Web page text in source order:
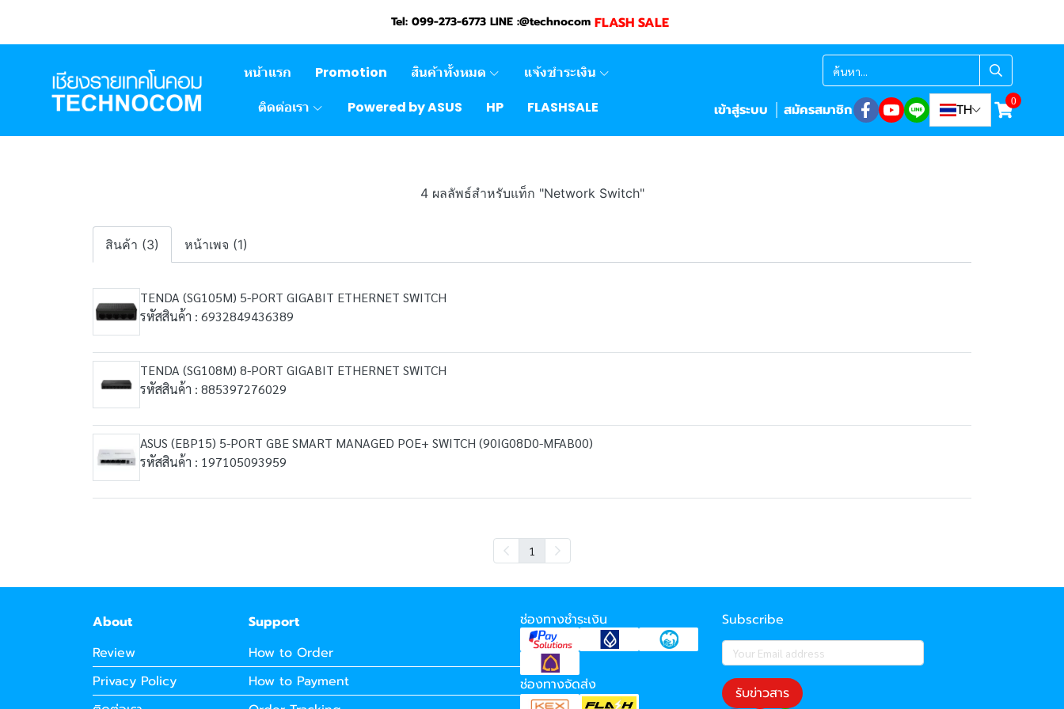
Tel: 099-273-6773 LINE :@technocom FLASH SALE
หน้าแรก Promotion สินค้าทั้งหมด
แจ้งชำระเงิน
ติดต่อเรา
Powered by ASUS HP FLASHSALE เข้าสู่ระบบ สมัครสมาชิก TH 0
4 ผลลัพธ์สำหรับแท็ก "Network Switch"
สินค้า (3) หน้าเพจ (1)
TENDA (SG105M) 5-PORT GIGABIT ETHERNET SWITCH
รหัสสินค้า : 6932849436389
TENDA (SG108M) 8-PORT GIGABIT ETHERNET SWITCH
รหัสสินค้า : 885397276029
ASUS (EBP15) 5-PORT GBE SMART MANAGED POE+ SWITCH (90IG08D0-MFAB00)
รหัสสินค้า : 197105093959
1
About
Review
Privacy Policy
Support
How to Order
How to Payment
ช่องทางชำระเงิน
ช่องทางจัดส่ง
Subscribe
รับข่าวสาร